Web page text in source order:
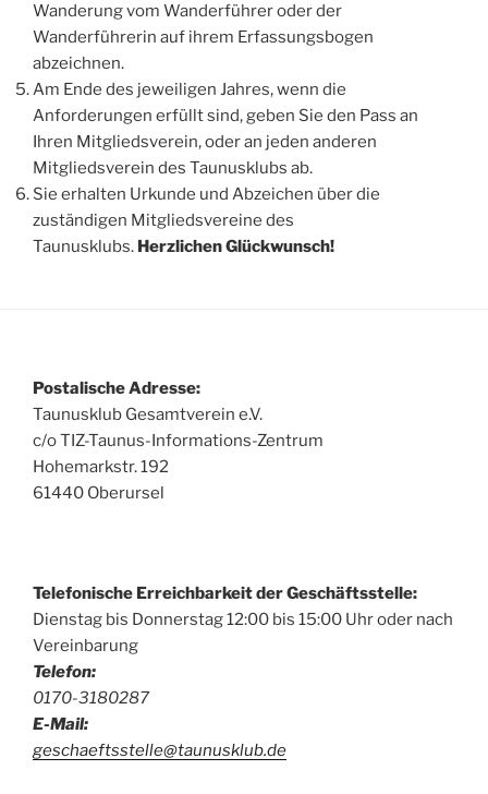
Wanderung vom Wanderführer oder der
Wanderführerin auf ihrem Erfassungsbogen
abzeichnen.
Am Ende des jeweiligen Jahres, wenn die
Anforderungen erfüllt sind, geben Sie den Pass an
Ihren Mitgliedsverein, oder an jeden anderen
Mitgliedsverein des Taunusklubs ab.
Sie erhalten Urkunde und Abzeichen über die
zuständigen Mitgliedsvereine des
Taunusklubs. Herzlichen Glückwunsch!
Postalische Adresse:
Taunusklub Gesamtverein e.V.
c/o TIZ-Taunus-Informations-Zentrum
Hohemarkstr. 192
61440 Oberursel
Telefonische Erreichbarkeit der Geschäftsstelle:
Dienstag bis Donnerstag 12:00 bis 15:00 Uhr oder nach
Vereinbarung
Telefon:
0170-3180287
E-Mail:
geschaeftsstelle@taunusklub.de